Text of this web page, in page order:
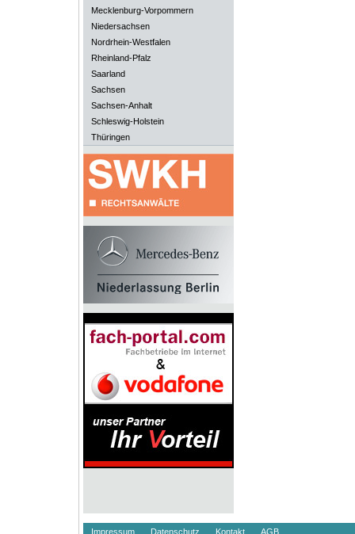
Mecklenburg-Vorpommern
Niedersachsen
Nordrhein-Westfalen
Rheinland-Pfalz
Saarland
Sachsen
Sachsen-Anhalt
Schleswig-Holstein
Thüringen
Impressum Datenschutz Kontakt AGB